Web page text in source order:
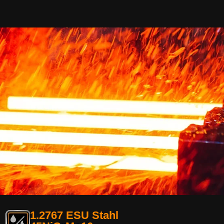
1.2767 ESU Stahl